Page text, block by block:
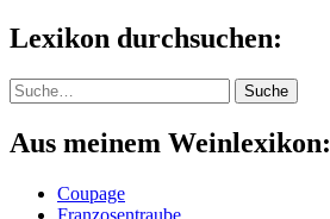
Lexikon durchsuchen:
Suche Suche
Aus meinem Weinlexikon:
Coupage
Franzosentraube